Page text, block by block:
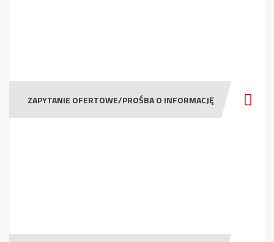
ZAPYTANIE OFERTOWE/PROŚBA O INFORMACJĘ